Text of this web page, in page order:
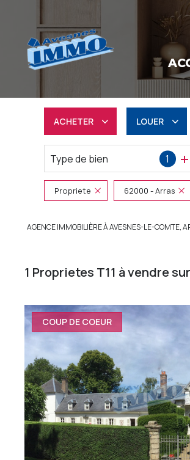
ACHETER
Résidentiel
Professionnel
LOUER
à l'année
Type de bien 1
Propriete 62000 - Arras
AGENCE IMMOBILIÈRE À AVESNES-LE-COMTE,
1 Proprietes T11 à vendre
COUP DE COEUR